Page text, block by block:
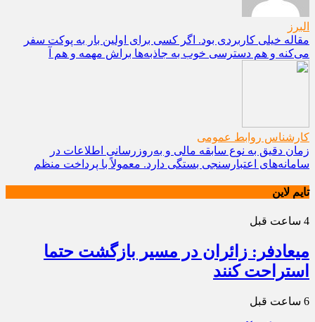
البرز
مقاله خیلی کاربردی بود. اگر کسی برای اولین بار به پوکت سفر
می‌کنه و هم دسترسی خوب به جاذبه‌ها براش مهمه و هم آ
کارشناس روابط عمومی
زمان دقیق به نوع سابقه مالی و به‌روزرسانی اطلاعات در
سامانه‌های اعتبارسنجی بستگی دارد. معمولاً با پرداخت منظم
تایم لاین
4 ساعت قبل
میعادفر: زائران در مسیر بازگشت حتما
استراحت کنند
6 ساعت قبل